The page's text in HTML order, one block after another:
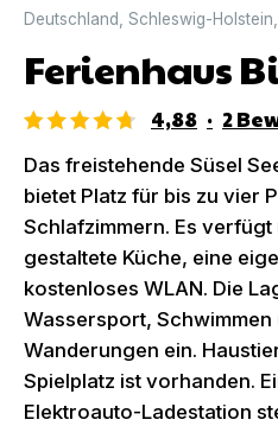
Deutschland Schleswig-Holstein
Ferienhaus
4,88 · 2
Das freistehende Süsel
bietet Platz für bis zu vier
Schlafzimmern. Es
gestaltete Küche, eine
kostenloses WLAN. Die
Wassersport,
Wanderungen ein.
Spielplatz ist vorhanden.
Elektroauto-Ladestation